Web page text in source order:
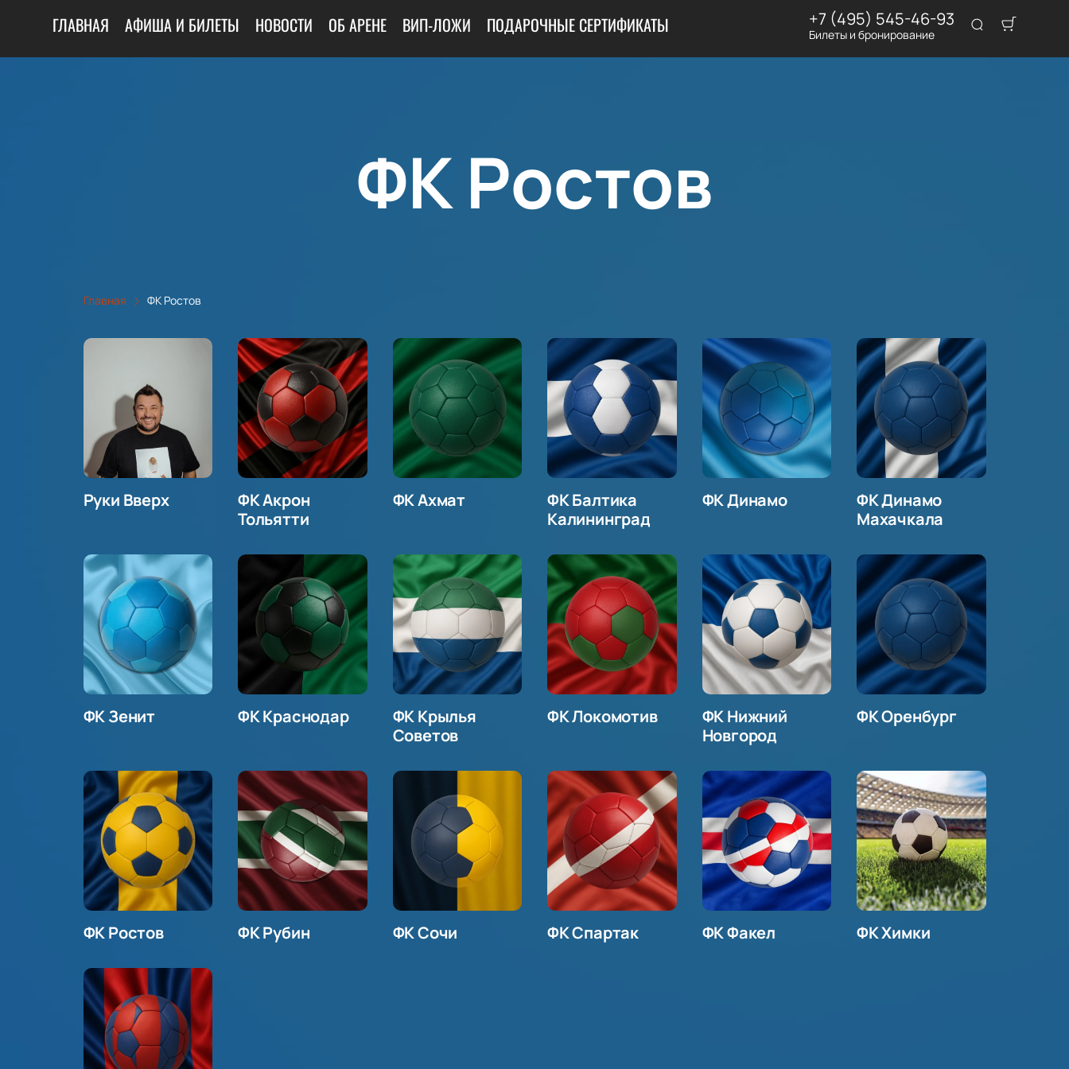
ГЛАВНАЯ АФИША И БИЛЕТЫ НОВОСТИ ОБ АРЕНЕ ВИП-ЛОЖИ ПОДАРОЧНЫЕ СЕРТИФИКАТЫ +7 (495) 545-46-93
Билеты и бронирование
ФК Ростов
Главная ФК Ростов
Руки Вверх
ФК Акрон
Тольятти
ФК Ахмат
ФК Балтика
Калининград
ФК Динамо
ФК Динамо
Махачкала
ФК Зенит ФК Краснодар
ФК Крылья
Советов
ФК Локомотив
ФК Нижний
Новгород
ФК Оренбург
ФК Ростов ФК Рубин ФК Сочи ФК Спартак ФК Факел ФК Химки